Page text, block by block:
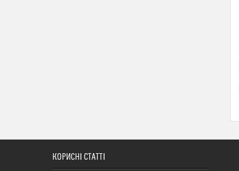
КОРИСНІ СТАТТІ